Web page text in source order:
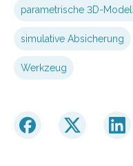
parametrische 3D-
simulative Absicherung
Werkzeug